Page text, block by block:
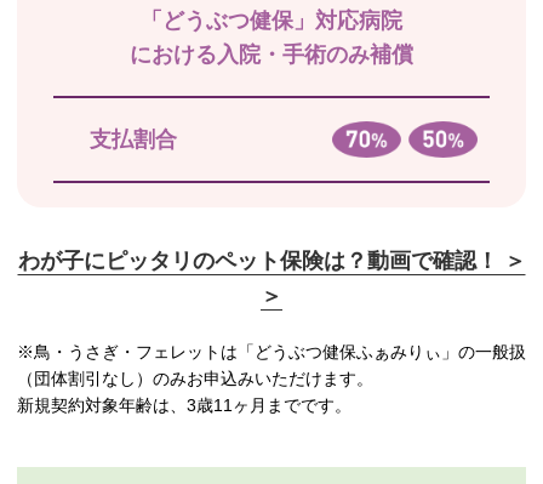
「どうぶつ健保」対応病院
における入院・手術のみ補償
支払割合
わが子にピッタリのペット保険は？動画で確認！ ＞
＞
※鳥・うさぎ・フェレットは「どうぶつ健保ふぁみりぃ」の一般扱
（団体割引なし）のみお申込みいただけます。
新規契約対象年齢は、3歳11ヶ月までです。